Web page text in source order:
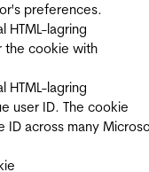
preferences.
HTML-lagring
the cookie with
HTML-lagring
user ID. The cookie
ID across many